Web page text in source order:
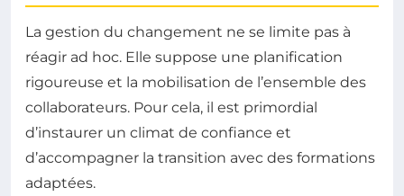
La gestion du changement ne se limite pas à
réagir ad hoc. Elle suppose une planification
rigoureuse et la mobilisation de l’ensemble des
collaborateurs. Pour cela, il est primordial
d’instaurer un climat de confiance et
d’accompagner la transition avec des formations
adaptées.